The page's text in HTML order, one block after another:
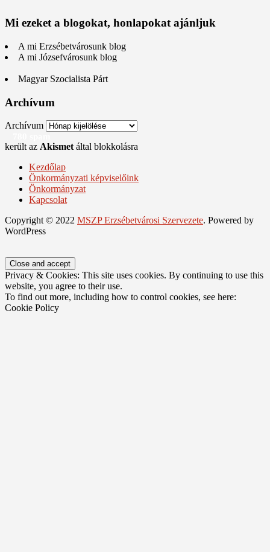
Mi ezeket a blogokat, honlapokat ajánljuk
A mi Erzsébetvárosunk blog
A mi Józsefvárosunk blog
Magyar Szocialista Párt
Archívum
Archívum
került az Akismetáltal blokkolásra
Kezdőlap
Önkormányzati képviselőink
Önkormányzat
Kapcsolat
Copyright © 2022 MSZP Erzsébetvárosi Szervezete. Powered by
WordPress
Privacy & Cookies: This site uses cookies. By continuing to use this
website, you agree to their use.
To find out more, including how to control cookies, see here:
Cookie Policy